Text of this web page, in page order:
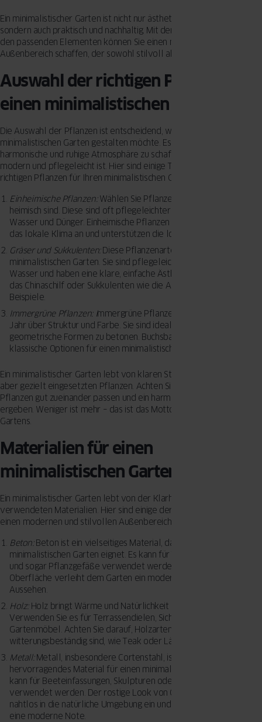
Ein minimalistischer Garten ist nicht nur ästhetisch ansprechend,
sondern auch praktisch und nachhaltig. Mit der richtigen Planung und
den passenden Elementen können Sie einen modernen
Außenbereich schaffen, der sowohl stilvoll als auch funktional ist.
Auswahl der richtigen Pflanzen für
einen minimalistischen Garten
Die Auswahl der Pflanzen ist entscheidend, wenn man einen
minimalistischen Garten gestalten möchte. Es geht darum, eine
harmonische und ruhige Atmosphäre zu schaffen, die gleichzeitig
modern und pflegeleicht ist. Hier sind einige Tipps, wie Sie die
richtigen Pflanzen für Ihren minimalistischen Garten auswählen:
Einheimische Pflanzen:Wählen Sie Pflanzen, die in Ihrer Region
heimisch sind. Diese sind oft pflegeleichter und benötigen weniger
Wasser und Dünger. Einheimische Pflanzen passen sich besser an
das lokale Klima an und unterstützen die lokale Biodiversität.
Gräser und Sukkulenten:Diese Pflanzenarten sind ideal für einen
minimalistischen Garten. Sie sind pflegeleicht, benötigen wenig
Wasser und haben eine klare, einfache Ästhetik. Ziergräser wie
das Chinaschilf oder Sukkulenten wie die Agave sind perfekte
Beispiele.
Immergrüne Pflanzen: Immergrüne Pflanzen bieten das ganze
Jahr über Struktur und Farbe. Sie sind ideal, um klare Linien und
geometrische Formen zu betonen. Buchsbaum oder Eibe sind
klassische Optionen für einen minimalistischen Garten.
Ein minimalistischer Garten lebt von klaren Strukturen und wenigen,
aber gezielt eingesetzten Pflanzen. Achten Sie darauf, dass die
Pflanzen gut zueinander passen und ein harmonisches Gesamtbild
ergeben. Weniger ist mehr – das ist das Motto eines minimalistischen
Gartens.
Materialien für einen
minimalistischen Garten
Ein minimalistischer Garten lebt von der Klarheit und Einfachheit der
verwendeten Materialien. Hier sind einige der besten Optionen, um
einen modernen und stilvollen Außenbereich zu gestalten:
Beton:Beton ist ein vielseitiges Material, das sich perfekt für einen
minimalistischen Garten eignet. Es kann für Terrassen, Gehwege
und sogar Pflanzgefäße verwendet werden. Seine glatte, graue
Oberfläche verleiht dem Garten ein modernes und industrielles
Aussehen.
Holz:Holz bringt Wärme und Natürlichkeit in den Garten.
Verwenden Sie es für Terrassendielen, Sichtschutzwände oder
Gartenmöbel. Achten Sie darauf, Holzarten zu wählen, die
witterungsbeständig sind, wie Teak oder Lärche.
Metall:Metall, insbesondere Cortenstahl, ist ein weiteres
hervorragendes Material für einen minimalistischen Garten. Es
kann für Beeteinfassungen, Skulpturen oder Gartenmöbel
verwendet werden. Der rostige Look von Cortenstahl fügt sich
nahtlos in die natürliche Umgebung ein und verleiht dem Garten
eine moderne Note.